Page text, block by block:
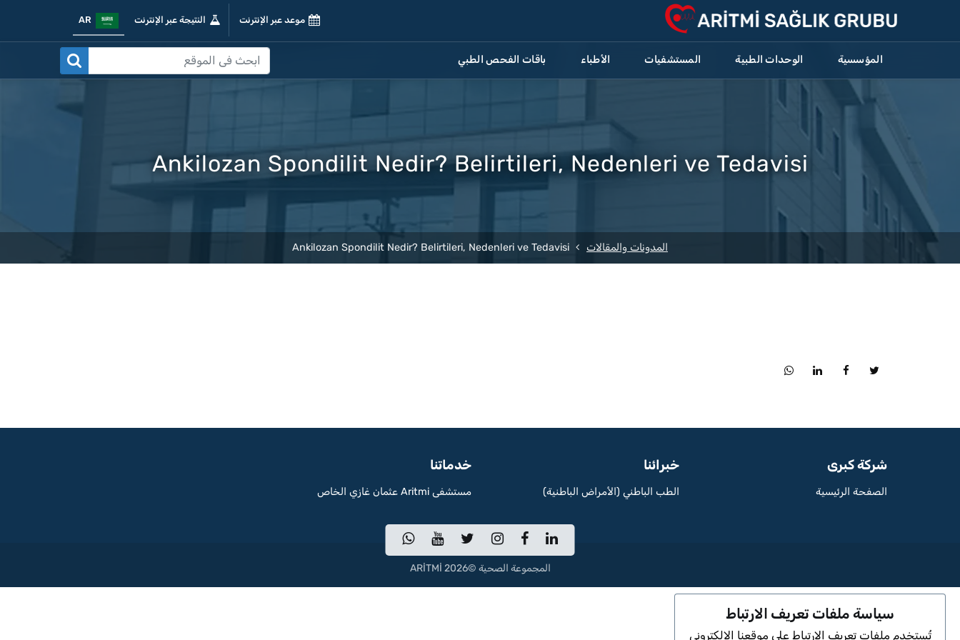
موعد عبر الإنترنت النتيجة عبر الإنترنت
المؤسسية الوحدات الطبية المستشفيات الأطباء باقات الفحص الطبي
Ankilozan Spondilit Nedir? Belirtileri, Nedenleri ve Tedavisi
المدونات والمقالات Ankilozan Spondilit Nedir? Belirtileri, Nedenleri ve Tedavisi
شركة كبرى
الصفحة الرئيسية
خبرائنا
الطب الباطني (الأمراض الباطنية)
خدماتنا
مستشفى Aritmi عثمان غازي الخاص
المجموعة الصحية ©2026 ARİTMİ
سياسة ملفات تعريف الارتباط
تُستخدم ملفات تعريف الارتباط على موقعنا الإلكتروني